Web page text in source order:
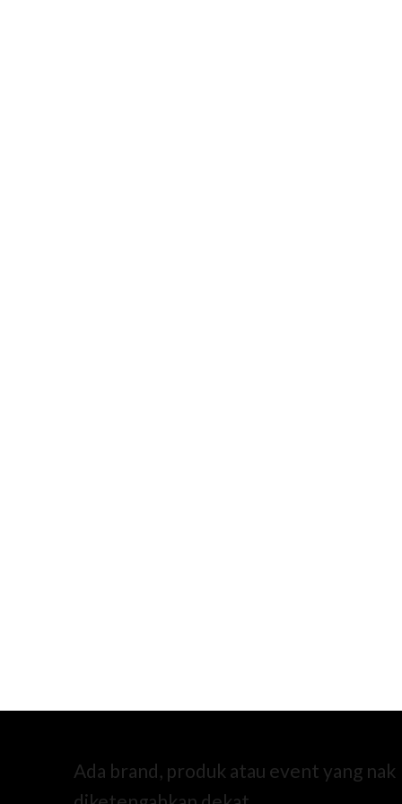
Ada brand, produk atau event yang nak